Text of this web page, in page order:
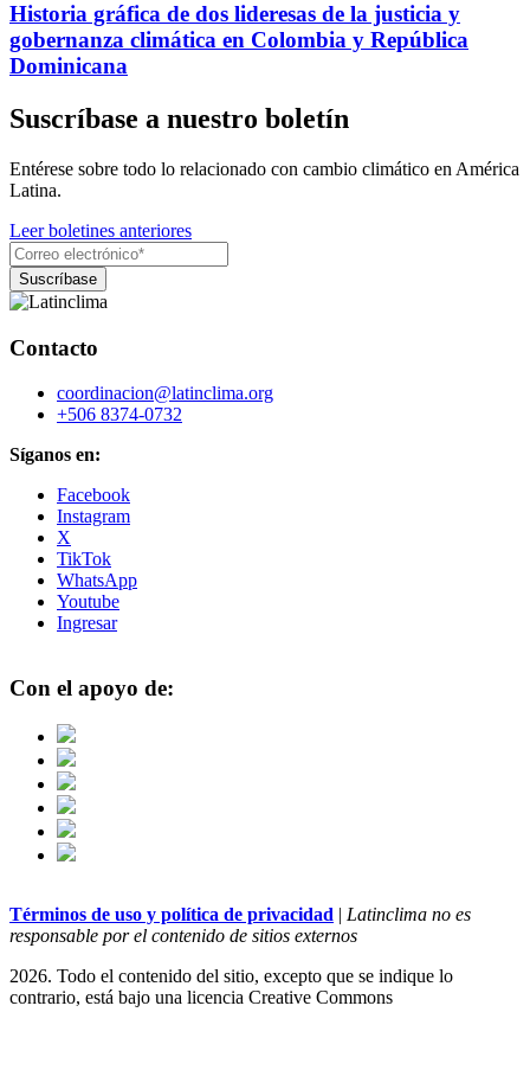
Historia gráfica de dos lideresas de la justicia y
gobernanza climática en Colombia y República
Dominicana
Suscríbase a nuestro boletín
Entérese sobre todo lo relacionado con cambio climático en América
Latina.
Leer boletines anteriores
Contacto
coordinacion@latinclima.org
+506 8374-0732
Síganos en:
Facebook
Instagram
X
TikTok
WhatsApp
Youtube
Ingresar
Con el apoyo de:
Términos de uso y política de privacidad | Latinclima no es
responsable por el contenido de sitios externos
2026. Todo el contenido del sitio, excepto que se indique lo
contrario, está bajo una licencia Creative Commons